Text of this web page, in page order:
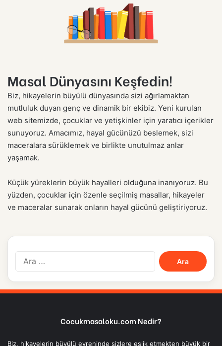
Masal Dünyasını Keşfedin!
Biz, hikayelerin büyülü dünyasında sizi ağırlamaktan
mutluluk duyan genç ve dinamik bir ekibiz. Yeni kurulan
web sitemizde, çocuklar ve yetişkinler için yaratıcı içerikler
sunuyoruz. Amacımız, hayal gücünüzü beslemek, sizi
maceralara sürüklemek ve birlikte unutulmaz anlar
yaşamak.
Küçük yüreklerin büyük hayalleri olduğuna inanıyoruz. Bu
yüzden, çocuklar için özenle seçilmiş masallar, hikayeler
ve maceralar sunarak onların hayal gücünü geliştiriyoruz.
Arama:
Cocukmasaloku.com Nedir?
Biz, hikayelerin büyülü evreninde sizlere eşlik etmekten büyük bir